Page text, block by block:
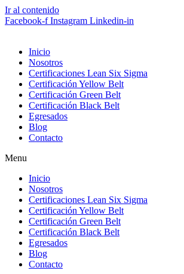
Ir al contenido
Facebook-f Instagram Linkedin-in
Inicio
Nosotros
Certificaciones Lean Six Sigma
Certificación Yellow Belt
Certificación Green Belt
Certificación Black Belt
Egresados
Blog
Contacto
Menu
Inicio
Nosotros
Certificaciones Lean Six Sigma
Certificación Yellow Belt
Certificación Green Belt
Certificación Black Belt
Egresados
Blog
Contacto